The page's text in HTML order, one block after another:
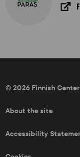
© 2026 Finnish
About the site
Accessibility